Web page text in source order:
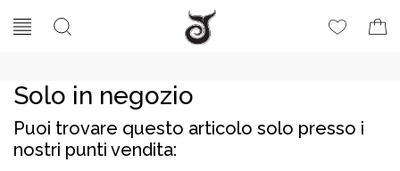
Solo in negozio
Puoi trovare questo articolo solo presso i
nostri punti vendita: